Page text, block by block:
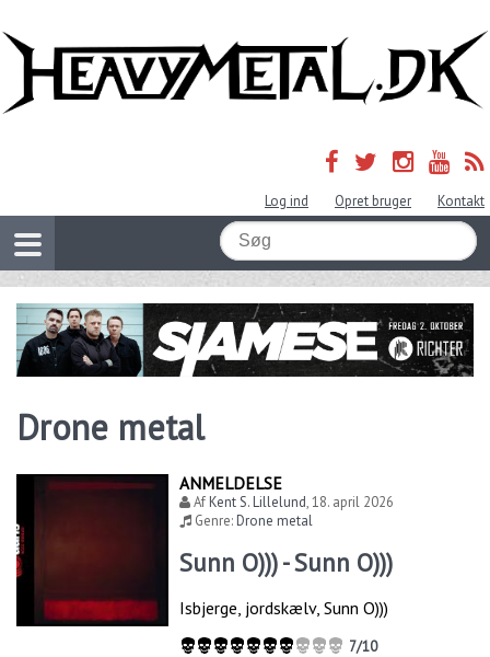
Log ind Opret bruger Kontakt
Drone metal
ANMELDELSE
AfKent S. Lillelund,18. april 2026
Genre:Drone metal
Sunn O))) - Sunn O)))
Isbjerge, jordskælv, Sunn O)))
7/10